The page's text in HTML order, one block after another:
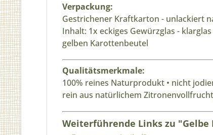
Verpackung:
Gestrichener Kraftkarton - unlackiert
Inhalt: 1x eckiges Gewürzglas -
gelben Karottenbeutel
Qualitätsmerkmale:
100% reines Naturprodukt • nicht
rein aus natürlichem
Weiterführende Links zu